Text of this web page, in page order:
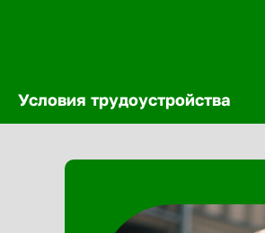
Условия трудоустройства